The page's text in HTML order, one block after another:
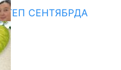
СЕНТЯБРДА